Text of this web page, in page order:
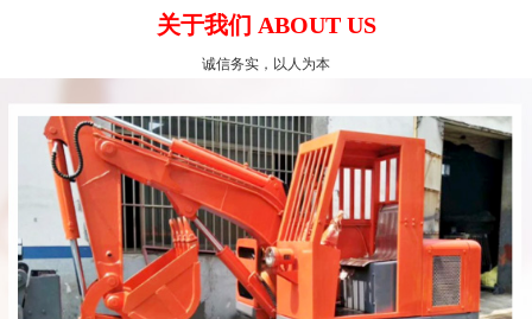
关于我们 ABOUT US
诚信务实，以人为本